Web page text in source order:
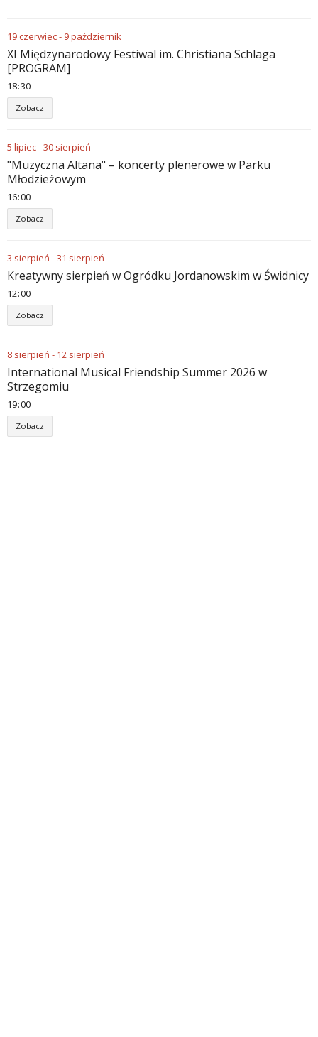
19czerwiec- 9październik
XI Międzynarodowy Festiwal im. Christiana Schlaga
[PROGRAM]
18:30
Zobacz
5 lipiec-30 sierpień
"Muzyczna Altana" – koncerty plenerowe w Parku
Młodzieżowym
16:00
Zobacz
3 sierpień -31 sierpień
Kreatywny sierpień w Ogródku Jordanowskim w Świdnicy
12:00
Zobacz
8 sierpień - 12 sierpień
International Musical Friendship Summer 2026 w
Strzegomiu
19:00
Zobacz